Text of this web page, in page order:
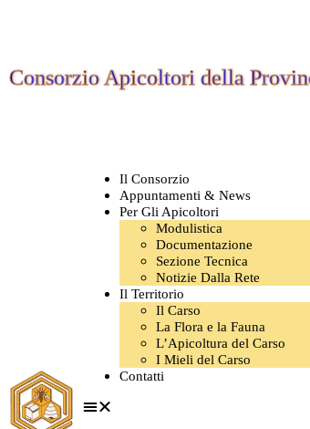
Consorzio Apicoltori della
Il Consorzio
Appuntamenti & News
Per Gli Apicoltori
Modulistica
Documentazione
Sezione Tecnica
Notizie Dalla Rete
Il Territorio
Il Carso
La Flora e la Fauna
L’Apicoltura del Carso
I Mieli del Carso
Contatti